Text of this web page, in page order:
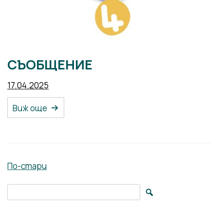
СЪОБЩЕНИЕ
17.04.2025
Виж още
Навигация
По-стари
Search for: